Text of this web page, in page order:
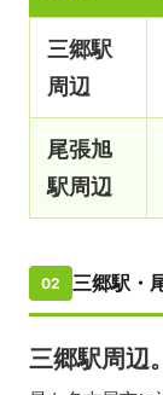
三郷駅
周辺
尾張旭
駅周辺
02 三郷駅・
三郷駅周辺